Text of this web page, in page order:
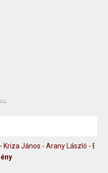
Kriza János - Arany László -